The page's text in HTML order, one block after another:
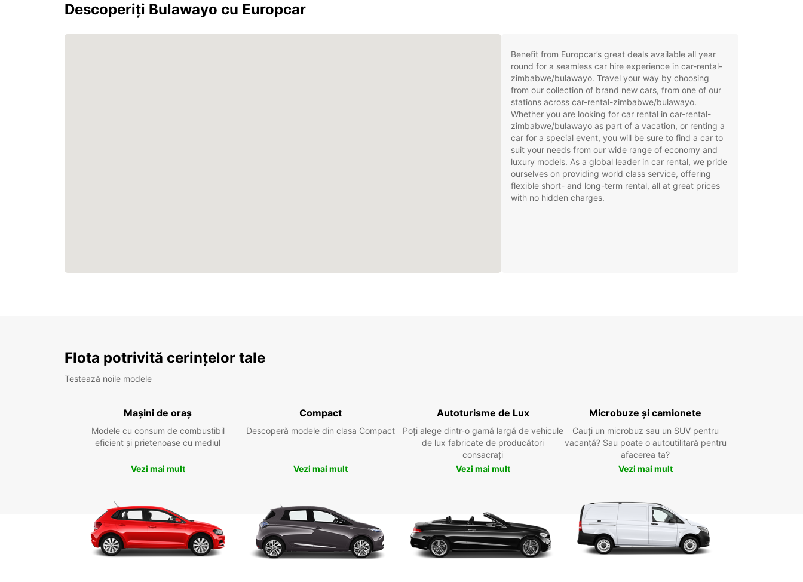
Descoperiți Bulawayo cu Europcar
Benefit from Europcar’s great deals available all year
round for a seamless car hire experience in car-rental-
zimbabwe/bulawayo. Travel your way by choosing
from our collection of brand new cars, from one of our
stations across car-rental-zimbabwe/bulawayo.
Whether you are looking for car rental in car-rental-
zimbabwe/bulawayo as part of a vacation, or renting a
car for a special event, you will be sure to find a car to
suit your needs from our wide range of economy and
luxury models. As a global leader in car rental, we pride
ourselves on providing world class service, offering
flexible short- and long-term rental, all at great prices
with no hidden charges.
Flota potrivită cerințelor tale
Testează noile modele
Mașini de oraș
Modele cu consum de combustibil
eficient și prietenoase cu mediul
Vezi mai mult
Compact
Descoperă modele din clasa Compact
Vezi mai mult
Autoturisme de Lux
Poți alege dintr-o gamă largă de vehicule
de lux fabricate de producători
consacrați
Vezi mai mult
Microbuze și camionete
Cauți un microbuz sau un SUV pentru
vacanță? Sau poate o autoutilitară pentru
afacerea ta?
Vezi mai mult